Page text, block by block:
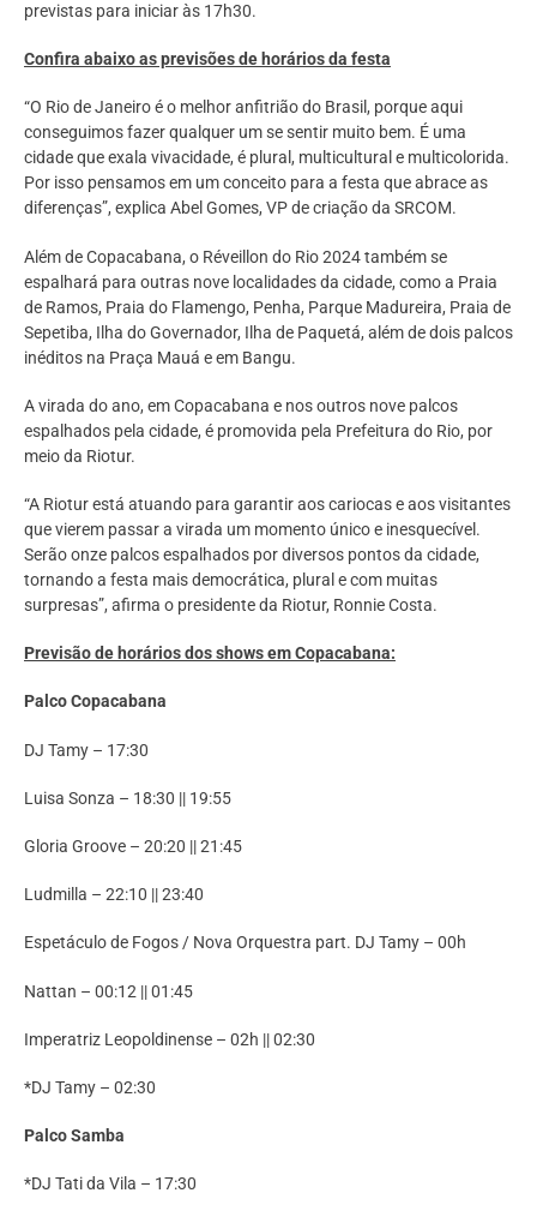
previstas para iniciar às 17h30.
Confira abaixo as previsões de horários da festa
“O Rio de Janeiro é o melhor anfitrião do Brasil, porque aqui
conseguimos fazer qualquer um se sentir muito bem. É uma
cidade que exala vivacidade, é plural, multicultural e multicolorida.
Por isso pensamos em um conceito para a festa que abrace as
diferenças”, explica Abel Gomes, VP de criação da SRCOM.
Além de Copacabana, o Réveillon do Rio 2024 também se
espalhará para outras nove localidades da cidade, como a Praia
de Ramos, Praia do Flamengo, Penha, Parque Madureira, Praia de
Sepetiba, Ilha do Governador, Ilha de Paquetá, além de dois palcos
inéditos na Praça Mauá e em Bangu.
A virada do ano, em Copacabana e nos outros nove palcos
espalhados pela cidade, é promovida pela Prefeitura do Rio, por
meio da Riotur.
“A Riotur está atuando para garantir aos cariocas e aos visitantes
que vierem passar a virada um momento único e inesquecível.
Serão onze palcos espalhados por diversos pontos da cidade,
tornando a festa mais democrática, plural e com muitas
surpresas”, afirma o presidente da Riotur, Ronnie Costa.
Previsão de horários dos shows em Copacabana:
Palco Copacabana
DJ Tamy – 17:30
Luisa Sonza – 18:30 || 19:55
Gloria Groove – 20:20 || 21:45
Ludmilla – 22:10 || 23:40
Espetáculo de Fogos / Nova Orquestra part. DJ Tamy – 00h
Nattan – 00:12 || 01:45
Imperatriz Leopoldinense – 02h || 02:30
*DJ Tamy – 02:30
Palco Samba
*DJ Tati da Vila – 17:30